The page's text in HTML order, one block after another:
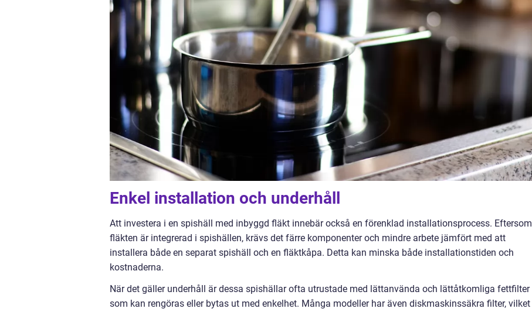
Enkel installation och underhåll
Att investera i en spishäll med inbyggd fläkt innebär också en förenklad installationsprocess. Eftersom
fläkten är integrerad i spishällen, krävs det färre komponenter och mindre arbete jämfört med att
installera både en separat spishäll och en fläktkåpa. Detta kan minska både installationstiden och
kostnaderna.
När det gäller underhåll är dessa spishällar ofta utrustade med lättanvända och lättåtkomliga fettfilter
som kan rengöras eller bytas ut med enkelhet. Många modeller har även diskmaskinssäkra filter, vilket